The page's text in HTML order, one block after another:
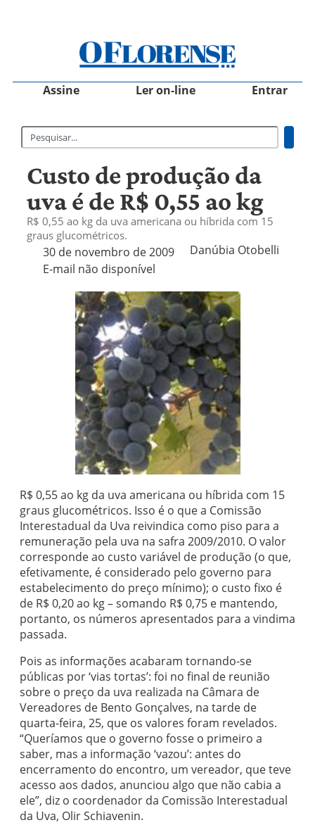
Assine Ler on-line Entrar
Custo de produção da
uva é de R$ 0,55 ao kg
R$ 0,55 ao kg da uva americana ou híbrida com 15
graus glucométricos.
30 de novembro de 2009
Danúbia Otobelli 
E-mail não disponível
R$ 0,55 ao kg da uva americana ou híbrida com 15
graus glucométricos. Isso é o que a Comissão
Interestadual da Uva reivindica como piso para a
remuneração pela uva na safra 2009/2010. O valor
corresponde ao custo variável de produção (o que,
efetivamente, é considerado pelo governo para
estabelecimento do preço mínimo); o custo fixo é
de R$ 0,20 ao kg – somando R$ 0,75 e mantendo,
portanto, os números apresentados para a vindima
passada.
Pois as informações acabaram tornando-se
públicas por ‘vias tortas’: foi no final de reunião
sobre o preço da uva realizada na Câmara de
Vereadores de Bento Gonçalves, na tarde de
quarta-feira, 25, que os valores foram revelados.
“Queríamos que o governo fosse o primeiro a
saber, mas a informação ‘vazou’: antes do
encerramento do encontro, um vereador, que teve
acesso aos dados, anunciou algo que não cabia a
ele”, diz o coordenador da Comissão Interestadual
da Uva, Olir Schiavenin.